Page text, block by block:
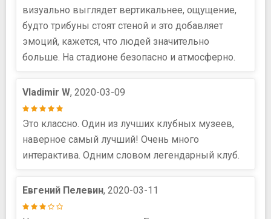
визуально выглядет вертикальнее, ощущение,
будто трибуны стоят стеной и это добавляет
эмоций, кажется, что людей значительно
больше. На стадионе безопасно и атмосферно.
Vladimir W, 2020-03-09
Это классно. Один из лучших клубных музеев,
наверное самый лучший! Очень много
интерактива. Одним словом легендарный клуб.
Евгений Пелевин, 2020-03-11